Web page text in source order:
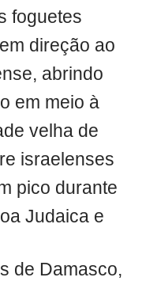
foguetes
direção ao
abrindo
em meio à
velha de
israelenses
pico durante
Judaica e
de Damasco,